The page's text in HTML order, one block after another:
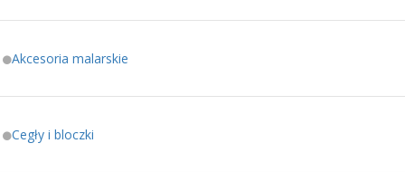
Akcesoria malarskie
Cegły i bloczki